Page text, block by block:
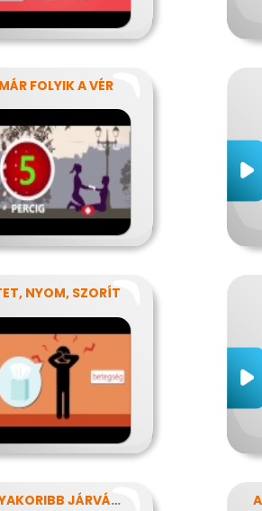
FOLYIK A VÉR
NYOM, SZORÍT
LEGGYAKORIBB JÁRVÁNYUNK